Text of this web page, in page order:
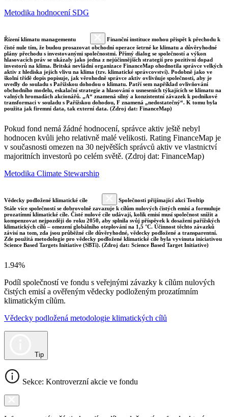
Metodika hodnocení SDG
Řízení klimatu managementu
Finanční instituce mohou přispět k přechodu k
čisté nule tím, že budou prosazovat obchodní operace šetrné ke klimatu a důvěryhodné
plány přechodu s investovanými společnostmi. Přímý dialog se společností a výkon
hlasovacích práv se ukázaly jako jedna z nejúčinnějších strategií pro pozitivní dopad
investorů na klima. Britská nevládní organizace FinanceMap ohodnotila správce velkých
aktiv z hlediska jejich vlivu na klima (tzv. klimatické správcovství). Podobně jako ve
školní třídě dopis popisuje, jak věrohodně správce aktiv ovlivňuje společnosti, aby je
uvedly do souladu s Pařížskou dohodou o klimatu. Patří sem například ovlivňování
obchodního modelu, eskalační strategie a hlasování o usneseních týkajících se klimatu na
valných hromadách akcionářů. „A“ znamená silný a konzistentní závazek k podnikové
transformaci v souladu s Pařížskou dohodou, F znamená „nedostatečný“. K tomu byla
použita jak firemní data, tak externí data. (Zdroj dat: FinanceMap)
Pokud fond nemá žádné hodnocení, správce aktiv ještě nebyl
hodnocen kvůli jeho relativně malé velikosti. Rating FinanceMap je
v současnosti omezen na 30 největších správců aktiv ve vlastnictví
majoritních investorů po celém světě. (Zdroj dat: FinanceMap)
Metodika Climate Stewarship
Vědecky podložené klimatické cíle
Společnosti přijímající akci Tooltip
Stále více společností se dobrovolně zavazuje k cílům nulových čistých emisí a formuluje
prozatímní klimatické cíle. Čisté nulové cíle udávají, kolik emisí musí společnost snížit a
kompenzovat nejpozději do roku 2050, aby splnila svůj příspěvek k dosažení pařížských
klimatických cílů – omezení globálního oteplování na 1,5 °C. Účinnost těchto závazků
závisí na tom, zda jsou průběžné cíle důvěryhodné, vědecky podložené a transparentní.
Zde použitá metodologie pro vědecky podložené klimatické cíle byla vyvinuta iniciativou
Science Based Targets Initiative (SBTi). (Zdroj dat: Science Based Target Initiative)
1.94%
Podíl společností ve fondu s veřejnými závazky k cílům nulových
čistých emisí a ověřeným vědecky podloženým prozatímním
klimatickým cílům.
Vědecky podložená metodologie klimatických cílů
Tip
Sekce: Kontroverzní akcie ve fondu